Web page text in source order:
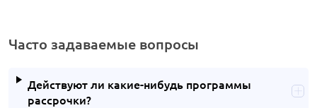
Часто задаваемые вопросы
Действуют ли какие-нибудь программы
рассрочки?